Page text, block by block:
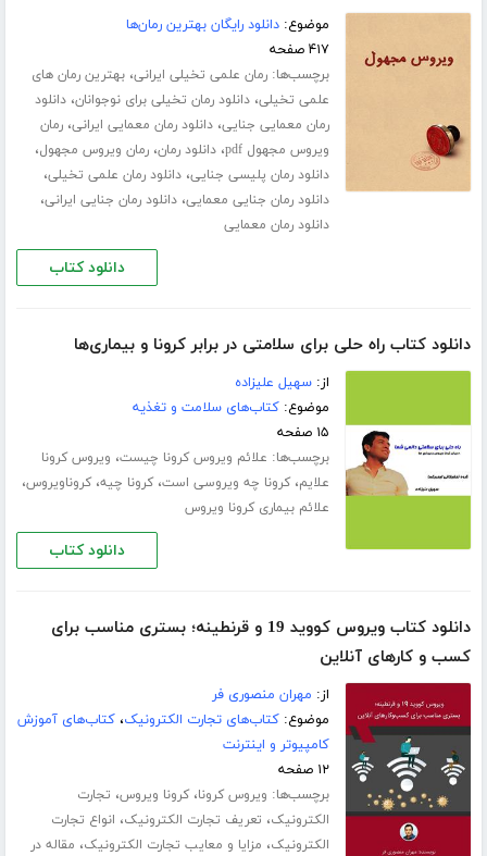
موضوع:دانلود رایگان بهترین رمان‌ها
۴۱۷ صفحه
برچسب‌ها:رمان علمی تخیلی ایرانی،بهترین رمان های
علمی تخیلی،دانلود رمان تخیلی برای نوجوانان،دانلود
رمان معمایی جنایی،دانلود رمان معمایی ایرانی،رمان
ویروس مجهول pdf
،دانلود رمان،رمان ویروس مجهول،
دانلود رمان پلیسی جنایی،دانلود رمان علمی تخیلی،
دانلود رمان جنایی معمایی،دانلود رمان جنایی ایرانی،
دانلود رمان معمایی
دانلود کتاب
دانلود کتاب راه حلی برای سلامتی در برابر کرونا و بیماری‌ها
از:سهیل علیزاده
موضوع:کتاب‌های سلامت و تغذیه
۱۵ صفحه
برچسب‌ها: علائم ویروس کرونا چیست، ویروس کرونا
علایم،کرونا چه ویروسی است،کرونا چیه،کروناویروس،
علائم بیماری کرونا ویروس
دانلود کتاب
دانلود کتاب ویروس کووید 19 و قرنطینه؛ بستری مناسب برای
کسب و کارهای آنلاین
از: مهران منصوری فر
موضوع:کتاب‌های تجارت الکترونیک،کتاب‌های آموزش
کامپیوتر و اینترنت
۱۲ صفحه
برچسب‌ها: ویروس کرونا،کرونا ویروس، تجارت
الکترونیک، تعریف تجارت الکترونیک، انواع تجارت
الکترونیک، مزایا و معایب تجارت الکترونیک، مقاله در